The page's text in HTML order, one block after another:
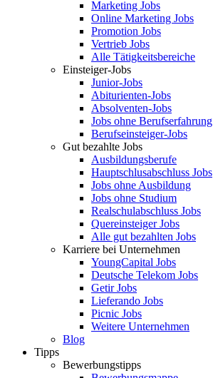
Marketing Jobs
Online Marketing Jobs
Promotion Jobs
Vertrieb Jobs
Alle Tätigkeitsbereiche
Einsteiger-Jobs
Junior-Jobs
Abiturienten-Jobs
Absolventen-Jobs
Jobs ohne Berufserfahrung
Berufseinsteiger-Jobs
Gut bezahlte Jobs
Ausbildungsberufe
Hauptschlusabschluss Jobs
Jobs ohne Ausbildung
Jobs ohne Studium
Realschulabschluss Jobs
Quereinsteiger Jobs
Alle gut bezahlten Jobs
Karriere bei Unternehmen
YoungCapital Jobs
Deutsche Telekom Jobs
Getir Jobs
Lieferando Jobs
Picnic Jobs
Weitere Unternehmen
Blog
Tipps
Bewerbungstipps